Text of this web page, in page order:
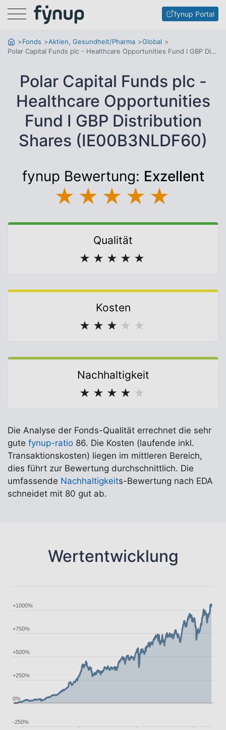
Menu fynup Portal
Fonds Aktien, Gesundheit/Pharma
Global
Polar Capital Funds plc - Healthcare Opportunities Fund I GBP Distribution Shares
Polar Capital Funds plc -
Healthcare Opportunities
Fund I GBP Distribution
Shares (IE00B3NLDF60)
fynup Bewertung: Exzellent
★ ★ ★ ★ ★
Qualität
★ ★ ★ ★ ★
Kosten
★ ★ ★ ★ ★
Nachhaltigkeit
★ ★ ★ ★ ★
Die Analyse der Fonds-Qualität errechnet die sehr
gute fynup-ratio 86. Die Kosten (laufende inkl.
Transaktionskosten) liegen im mittleren Bereich,
dies führt zur Bewertung durchschnittlich. Die
umfassende Nachhaltigkeits-Bewertung nach EDA
schneidet mit 80 gut ab.
Wertentwicklung
-250%
0%
+250%
+500%
+750%
+1000%